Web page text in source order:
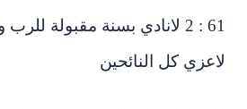
61 : 2 لانادي بسنة مقبولة للرب و
كل النائحين